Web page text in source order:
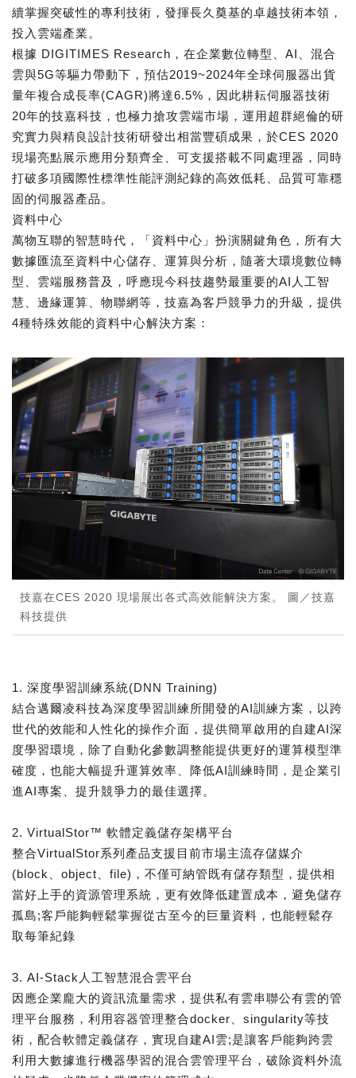
續掌握突破性的專利技術，發揮長久奠基的卓越技術本領，
投入雲端產業。
根據 DIGITIMES Research，在企業數位轉型、AI、混合
雲與5G等驅力帶動下，預估2019~2024年全球伺服器出貨
量年複合成長率(CAGR)將達6.5%，因此耕耘伺服器技術
20年的技嘉科技，也極力搶攻雲端市場，運用超群絕倫的研
究實力與精良設計技術研發出相當豐碩成果，於CES 2020
現場亮點展示應用分類齊全、可支援搭載不同處理器，同時
打破多項國際性標準性能評測紀錄的高效低耗、品質可靠穩
固的伺服器產品。
資料中心
萬物互聯的智慧時代，「資料中心」扮演關鍵角色，所有大
數據匯流至資料中心儲存、運算與分析，隨著大環境數位轉
型、雲端服務普及，呼應現今科技趨勢最重要的AI人工智
慧、邊緣運算、物聯網等，技嘉為客戶競爭力的升級，提供
4種特殊效能的資料中心解決方案：
技嘉在CES 2020 現場展出各式高效能解決方案。 圖／技嘉
科技提供
1. 深度學習訓練系統(DNN Training)
結合邁爾凌科技為深度學習訓練所開發的AI訓練方案，以跨
世代的效能和人性化的操作介面，提供簡單啟用的自建AI深
度學習環境，除了自動化參數調整能提供更好的運算模型準
確度，也能大幅提升運算效率、降低AI訓練時間，是企業引
進AI專案、提升競爭力的最佳選擇。
2. VirtualStor™ 軟體定義儲存架構平台
整合VirtualStor系列產品支援目前市場主流存儲媒介
(block、object、file)，不僅可納管既有儲存類型，提供相
當好上手的資源管理系統，更有效降低建置成本，避免儲存
孤島;客戶能夠輕鬆掌握從古至今的巨量資料，也能輕鬆存
取每筆紀錄
3. AI-Stack人工智慧混合雲平台
因應企業龐大的資訊流量需求，提供私有雲串聯公有雲的管
理平台服務，利用容器管理整合docker、singularity等技
術，配合軟體定義儲存，實現自建AI雲;是讓客戶能夠跨雲
利用大數據進行機器學習的混合雲管理平台，破除資料外流